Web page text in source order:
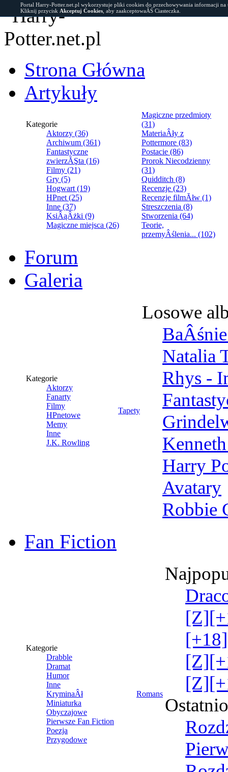
Strona Główna
Artykuły
Kategorie
Aktorzy (36)
Archiwum (361)
Fantastyczne
zwierzĂŞta (16)
Filmy (21)
Gry (5)
Hogwart (19)
HPnet (25)
Inne (37)
KsiÂąÂżki (9)
Magiczne miejsca (26)
Magiczne przedmioty
(31)
MateriaÂły z
Pottermore (83)
Postacie (86)
Prorok Niecodzienny
(31)
Quidditch (8)
Recenzje (23)
Recenzje filmĂłw (1)
Streszczenia (8)
Stworzenia (64)
Teorie,
przemyÂślenia... (102)
Forum
Galeria
Kategorie
Aktorzy
Fanarty
Filmy
HPnetowe
Memy
Inne
J.K. Rowling
Tapety
Losowe
Natalia
Rhys -
Harry
Avatary
Robbie
Fan Fiction
Kategorie
Drabble
Dramat
Humor
Inne
KryminaÂł
Miniaturka
Obyczajowe
Pierwsze Fan Fiction
Poezja
Przygodowe
Romans
Portal Harry-Potter.net.pl wykorzystuje pliki cookies do przechowywania informacji
Kliknij przycisk Akceptuj Cookies , aby zaakceptowaĂŚ Ciasteczka.